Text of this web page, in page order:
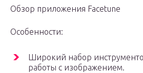
Обзор приложения Facetune
Особенности:
Широкий набор
работы с изображением.